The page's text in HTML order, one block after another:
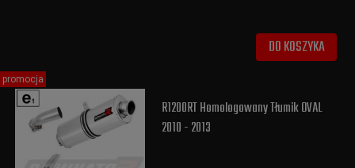
DO KOSZYKA
R1200RT Homologowany Tłumik OVAL
2010 - 2013
promocja